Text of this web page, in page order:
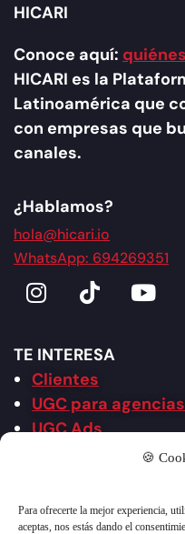
🍪
Para ofrecerte la mejor experiencia,
aceptas, nos estás dando el
HICARI
Conoce aquí:
HICARI es la
Latinoamérica que
con empresas que
canales.
¿Hablamos?
hola@hicari.io
WhatsApp: 694269351
TE INTERESA
Clientes
UGC para
UGC Ads
UGC 2.0 Creativo
Agencia de redes
Vídeos por